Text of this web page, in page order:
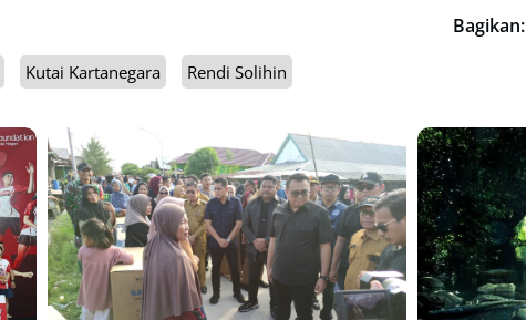
Bagikan:
Kutai Kartanegara Rendi Solihin